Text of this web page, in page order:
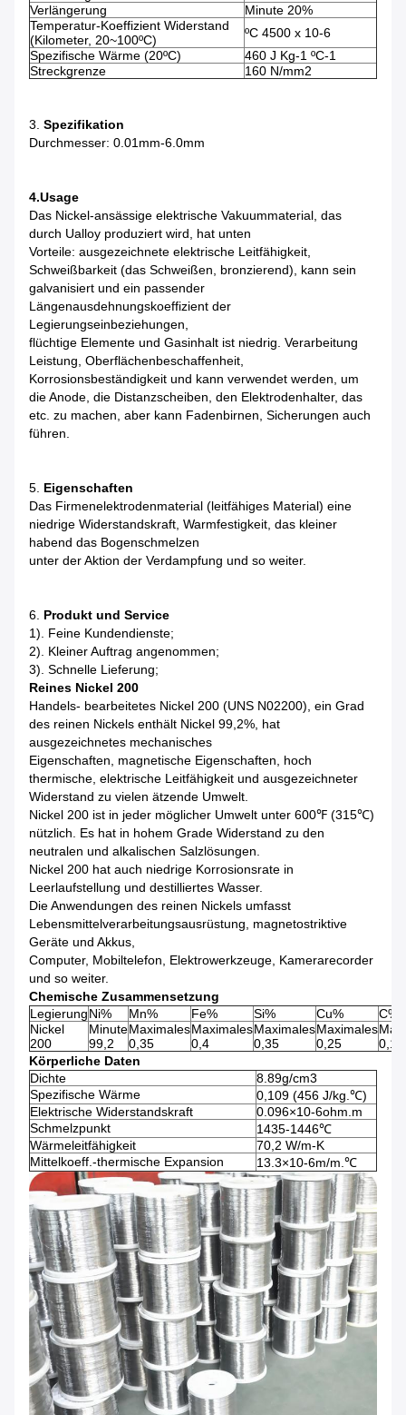
Verlängerung
Minute 20%
Temperatur-Koeffizient Widerstand
(Kilometer, 20~100ºC)
ºC 4500 x 10-6
Spezifische Wärme (20ºC)
460 J Kg-1 ºC-1
Streckgrenze
160 N/mm2
3. Spezifikation
Durchmesser: 0.01mm-6.0mm
4.Usage
Das Nickel-ansässige elektrische Vakuummaterial, das
durch Ualloy produziert wird, hat unten
Vorteile: ausgezeichnete elektrische Leitfähigkeit,
Schweißbarkeit (das Schweißen, bronzierend), kann sein
galvanisiert und ein passender
Längenausdehnungskoeffizient der
Legierungseinbeziehungen,
flüchtige Elemente und Gasinhalt ist niedrig. Verarbeitung
Leistung, Oberflächenbeschaffenheit,
Korrosionsbeständigkeit und kann verwendet werden, um
die Anode, die Distanzscheiben, den Elektrodenhalter, das
etc. zu machen, aber kann Fadenbirnen, Sicherungen auch
führen.
5. Eigenschaften
Das Firmenelektrodenmaterial (leitfähiges Material) eine
niedrige Widerstandskraft, Warmfestigkeit, das kleiner
habend das Bogenschmelzen
unter der Aktion der Verdampfung und so weiter.
6. Produkt und Service
1). Feine Kundendienste;
2). Kleiner Auftrag angenommen;
3). Schnelle Lieferung;
Reines Nickel 200
Handels- bearbeitetes Nickel 200 (UNS N02200), ein Grad
des reinen Nickels enthält Nickel 99,2%, hat
ausgezeichnetes mechanisches
Eigenschaften, magnetische Eigenschaften, hoch
thermische, elektrische Leitfähigkeit und ausgezeichneter
Widerstand zu vielen ätzende Umwelt.
Nickel 200 ist in jeder möglicher Umwelt unter 600℉ (315℃)
nützlich. Es hat in hohem Grade Widerstand zu den
neutralen und alkalischen Salzlösungen.
Nickel 200 hat auch niedrige Korrosionsrate in
Leerlaufstellung und destilliertes Wasser.
Die Anwendungen des reinen Nickels umfasst
Lebensmittelverarbeitungsausrüstung, magnetostriktive
Geräte und Akkus,
Computer, Mobiltelefon, Elektrowerkzeuge, Kamerarecorder
und so weiter.
Chemische Zusammensetzung
LegierungNi% Mn% Fe% Si% Cu%
C%
Nickel
200
Minute
99,2
Maximales
0,35
Maximales
0,4
Maximales
0,35
Maximales
0,25
0,15
Körperliche Daten
Dichte
8.89g/cm3
Spezifische Wärme
0,109 (456 J/kg.℃)
Elektrische Widerstandskraft
0.096×10-6ohm.m
Schmelzpunkt
1435-1446℃
Wärmeleitfähigkeit
70,2 W/m-K
Mittelkoeff.-thermische Expansion
13.3×10-6m/m.℃